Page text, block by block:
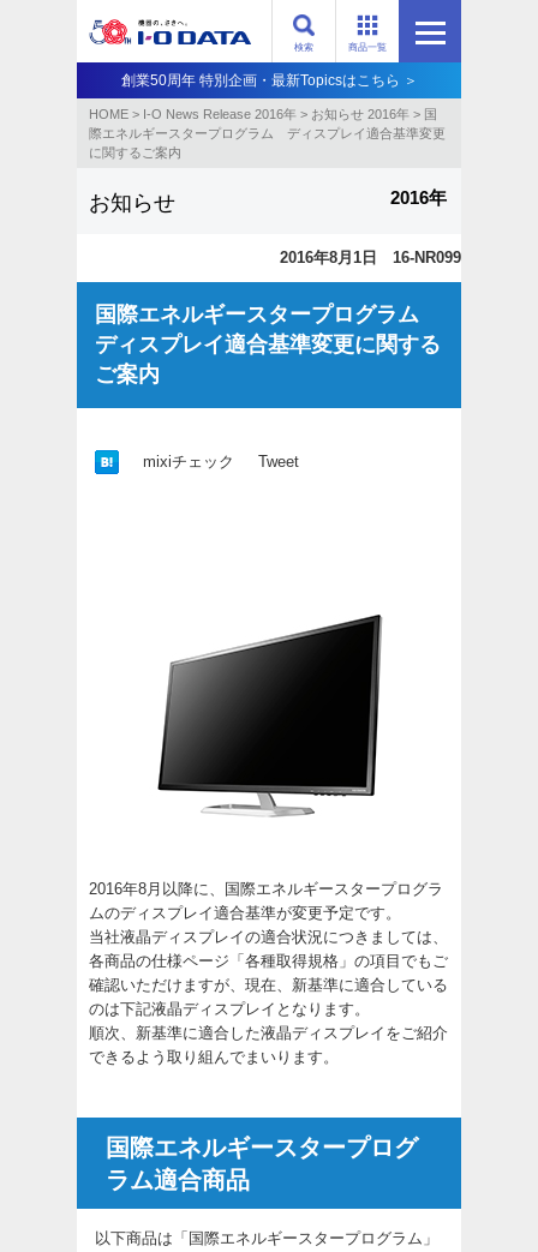
商品一覧
検索
創業50周年 特別企画・最新Topicsはこちら ＞
HOME > I-O News Release 2016年 > お知らせ 2016年 > 国
際エネルギースタープログラム ディスプレイ適合基準変更
に関するご案内
お知らせ 2016年
2016年8月1日 16-NR099
国際エネルギースタープログラム
ディスプレイ適合基準変更に関する
ご案内
mixiチェック Tweet
2016年8月以降に、国際エネルギースタープログラ
ムのディスプレイ適合基準が変更予定です。
当社液晶ディスプレイの適合状況につきましては、
各商品の仕様ページ「各種取得規格」の項目でもご
確認いただけますが、現在、新基準に適合している
のは下記液晶ディスプレイとなります。
順次、新基準に適合した液晶ディスプレイをご紹介
できるよう取り組んでまいります。
国際エネルギースタープログ
ラム適合商品
以下商品は「国際エネルギースタープログラム」